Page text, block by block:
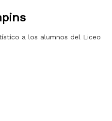
a los alumnos del Liceo